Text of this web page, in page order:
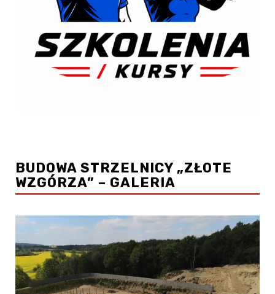
BUDOWA STRZELNICY „ZŁOTE
WZGÓRZA” – GALERIA